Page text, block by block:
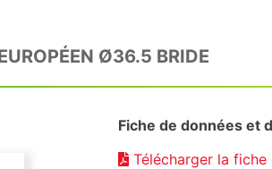
Ø36.5 BRIDE
Fiche de données et
Télécharger la